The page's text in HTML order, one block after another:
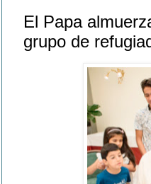
El Papa
grupo de